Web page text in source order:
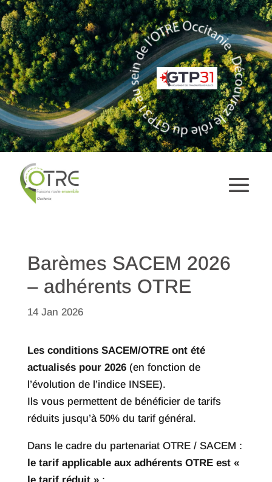
Barèmes SACEM 2026
– adhérents OTRE
14 Jan 2026
Les conditions SACEM/OTRE ont été
actualisés pour 2026(en fonction de
l’évolution de l’indice INSEE).
Ils vous permettent de bénéficier de tarifs
réduits jusqu’à 50% du tarif général.
Dans le cadre du partenariat OTRE / SACEM :
le tarif applicable aux adhérents OTRE est «